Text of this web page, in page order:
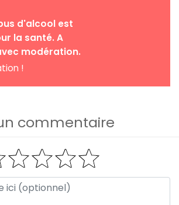
d'alcool est
la santé. A
modération.
!
commentaire